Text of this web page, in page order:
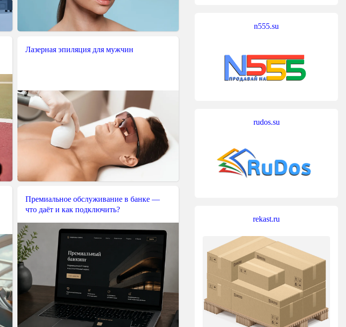
Лазерная эпиляция для мужчин
Премиальное обслуживание в банке —
что даёт и как подключить?
n555.su
rudos.su
rekast.ru